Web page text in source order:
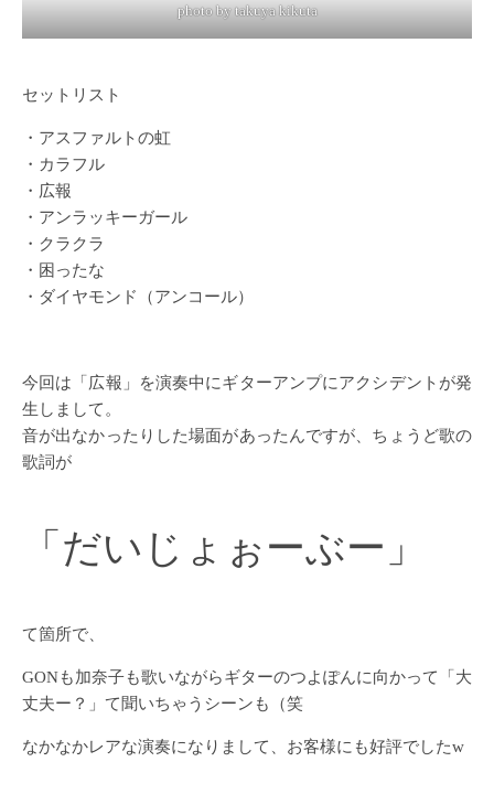
photo by takuya kikuta
セットリスト
・アスファルトの虹
・カラフル
・広報
・アンラッキーガール
・クラクラ
・困ったな
・ダイヤモンド（アンコール）
今回は「広報」を演奏中にギターアンプにアクシデントが発
生しまして。
音が出なかったりした場面があったんですが、ちょうど歌の
歌詞が
「だいじょぉーぶー」
て箇所で、
GONも加奈子も歌いながらギターのつよぽんに向かって「大
丈夫ー？」て聞いちゃうシーンも（笑
なかなかレアな演奏になりまして、お客様にも好評でしたw